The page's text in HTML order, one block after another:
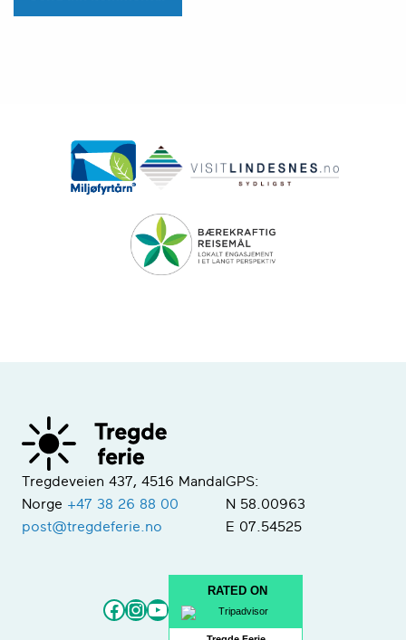
Tregdeveien 437, 4516 Mandal
Norge +47 38 26 88 00
post@tregdeferie.no
GPS:
N 58.00963
E 07.54525
Facebook
Instagram
YouTube
RATED ON